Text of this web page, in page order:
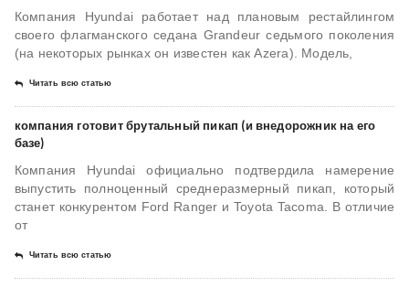
Компания Hyundai работает над плановым рестайлингом
своего флагманского седана Grandeur седьмого поколения
(на некоторых рынках он известен как Azera). Модель,
Читать всю статью
компания готовит брутальный пикап (и внедорожник на его
базе)
Компания Hyundai официально подтвердила намерение
выпустить полноценный среднеразмерный пикап, который
станет конкурентом Ford Ranger и Toyota Tacoma. В отличие
от
Читать всю статью